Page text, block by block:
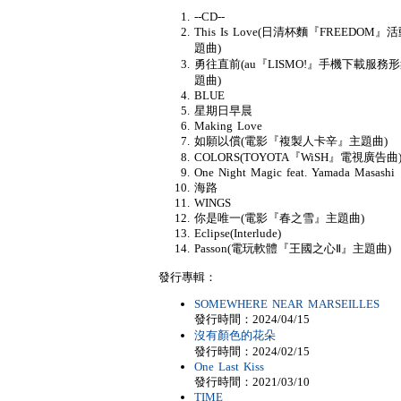
--CD--
This Is Love(日清杯麵『FREEDOM』活
題曲)
勇往直前(au『LISMO!』手機下載服務
題曲)
BLUE
星期日早晨
Making Love
如願以償(電影『複製人卡辛』主題曲)
COLORS(TOYOTA『WiSH』電視廣告曲)
One Night Magic feat. Yamada Masashi
海路
WINGS
你是唯一(電影『春之雪』主題曲)
Eclipse(Interlude)
Passon(電玩軟體『王國之心Ⅱ』主題曲)
發行專輯：
SOMEWHERE NEAR MARSEILLES
發行時間：2024/04/15
沒有顏色的花朵
發行時間：2024/02/15
One Last Kiss
發行時間：2021/03/10
TIME